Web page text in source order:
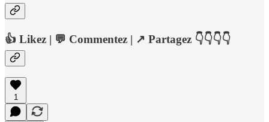
👍 Likez | 💬 Commentez | ↗️ Partagez 👇👇👇👇
1